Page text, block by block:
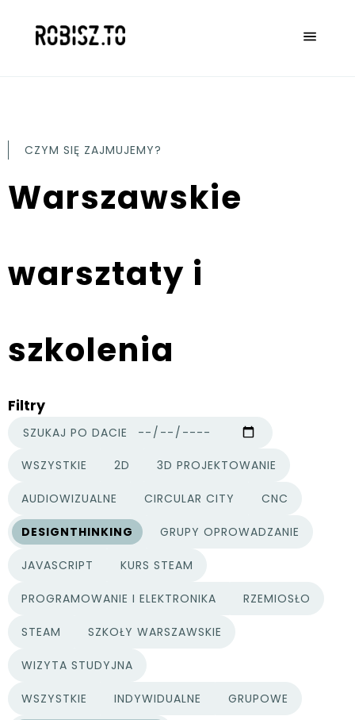
CZYM SIĘ ZAJMUJEMY?
Warszawskie
warsztaty i
szkolenia
Filtry
SZUKAJ PO DACIE
WSZYSTKIE
KATEGORIE PROJEKTÓW
2D 3D PROJEKTOWANIE
AUDIOWIZUALNE CIRCULAR CITY CNC
DESIGNTHINKING GRUPY OPROWADZANIE
JAVASCRIPT KURS STEAM
PROGRAMOWANIE I ELEKTRONIKA RZEMIOSŁO
STEAM SZKOŁY WARSZAWSKIE
WIZYTA STUDYJNA
WSZYSTKIE
TYPY PROJEKTÓW
INDYWIDUALNE GRUPOWE